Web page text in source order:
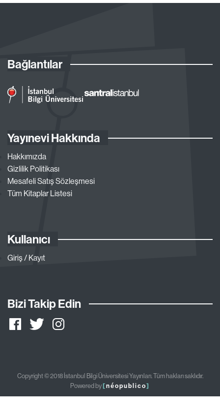
Bağlantılar
Yayınevi Hakkında
Hakkımızda
Gizlilik Politikası
Mesafeli Satış Sözleşmesi
Tüm Kitaplar Listesi
Kullanıcı
Giriş / Kayıt
Bizi Takip Edin
Copyright © 2018 İstanbul Bilgi Üniversitesi Yayınları. Tüm hakları saklıdır.
Powered by[néopublico]